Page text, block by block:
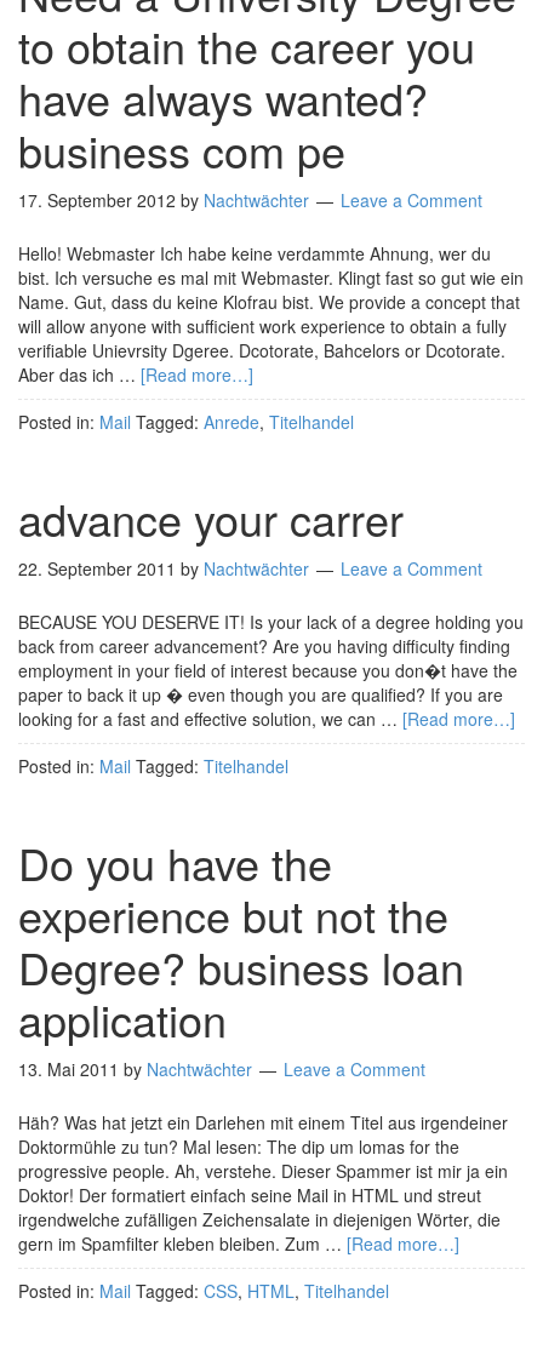
to obtain the career you
have always wanted?
business com pe
17. September 2012 by Nachtwächter Leave a Comment
Hello! Webmaster Ich habe keine verdammte Ahnung, wer du
bist. Ich versuche es mal mit Webmaster. Klingt fast so gut wie ein
Name. Gut, dass du keine Klofrau bist. We provide a concept that
will allow anyone with sufficient work experience to obtain a fully
verifiable Unievrsity Dgeree. Dcotorate, Bahcelors or Dcotorate.
Aber das ich … [Read more…]
Posted in: Mail Tagged: Anrede, Titelhandel
advance your carrer
22. September 2011 by Nachtwächter Leave a Comment
BECAUSE YOU DESERVE IT! Is your lack of a degree holding you
back from career advancement? Are you having difficulty finding
employment in your field of interest because you don�t have the
paper to back it up � even though you are qualified? If you are
looking for a fast and effective solution, we can … [Read more…]
Posted in: Mail Tagged: Titelhandel
Do you have the
experience but not the
Degree? business loan
application
13. Mai 2011 by Nachtwächter Leave a Comment
Häh? Was hat jetzt ein Darlehen mit einem Titel aus irgendeiner
Doktormühle zu tun? Mal lesen: The dip um lomas for the
progressive people. Ah, verstehe. Dieser Spammer ist mir ja ein
Doktor! Der formatiert einfach seine Mail in HTML und streut
irgendwelche zufälligen Zeichensalate in diejenigen Wörter, die
gern im Spamfilter kleben bleiben. Zum … [Read more…]
Posted in: Mail Tagged: CSS, HTML, Titelhandel